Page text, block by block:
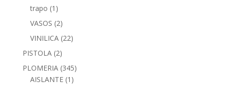
trapo (1)
VASOS (2)
VINILICA (22)
PISTOLA (2)
PLOMERIA (345)
AISLANTE (1)